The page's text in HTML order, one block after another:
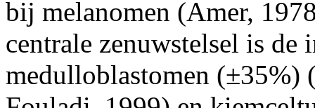
bij melanomen (Amer,
centrale zenuwstelsel is
medulloblastomen (±35%)